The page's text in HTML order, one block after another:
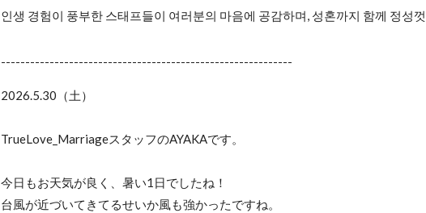
인생 경험이 풍부한 스태프들이 여러분의 마음에 공감하며, 성혼까지 함께 정성
------------------------------------------------------------
2026.5.30（土）
TrueLove_MarriageスタッフのAYAKAです。
今日もお天気が良く、暑い1日でしたね！
台風が近づいてきてるせいか風も強かったですね。